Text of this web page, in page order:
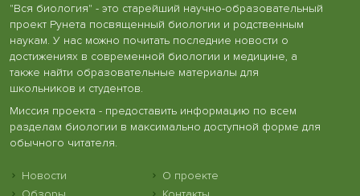
"Вся биология" - это старейший научно-образовательный
проект Рунета посвященный биологии и родственным
наукам. У нас можно почитать последние новости о
достижениях в современной биологии и медицине, а
также найти образовательные материалы для
школьников и студентов.
Миссия проекта - предоставить информацию по всем
разделам биологии в максимально доступной форме для
обычного читателя.
Новости
О проекте